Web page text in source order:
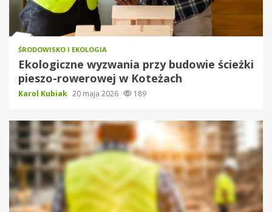
ŚRODOWISKO I EKOLOGIA
Ekologiczne wyzwania przy budowie ścieżki
pieszo-rowerowej w Koteżach
Karol Kubiak 20 maja 2026 189